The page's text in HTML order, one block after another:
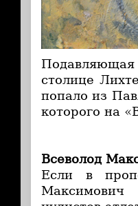
Подавляющая
столице
попало из
которого на
Всеволод
Если в